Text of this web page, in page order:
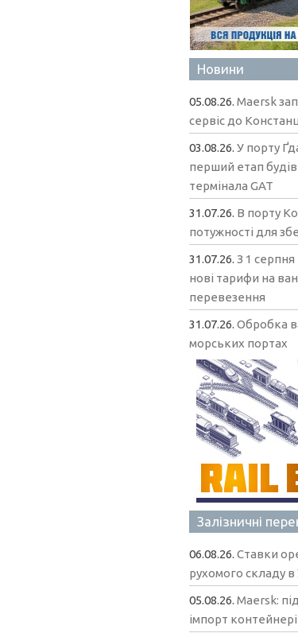
Новини
05.08.26.Maersk
сервіс до
03.08.26.У порту
перший етап
термінала GAT
31.07.26. В порту
потужності для
31.07.26.З 1 серпня
нові тарифи на
перевезення
31.07.26.Обробка
морських портах
Залізничні
06.08.26.Ставки
рухомого складу в
05.08.26.Maersk:
імпорт